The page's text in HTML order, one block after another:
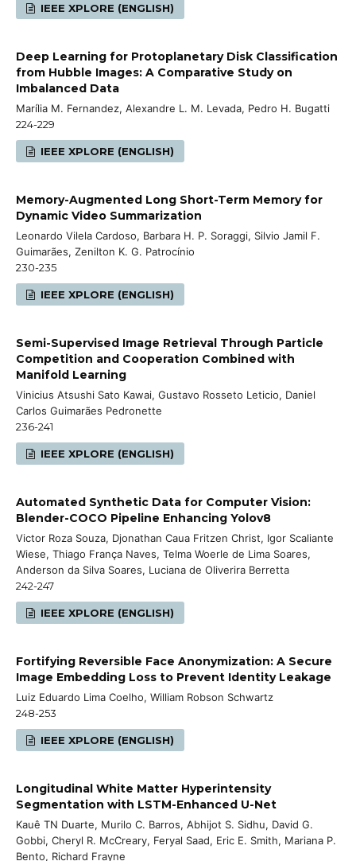
IEEE XPLORE (ENGLISH)
Deep Learning for Protoplanetary Disk Classification
from Hubble Images: A Comparative Study on
Imbalanced Data
Marília M. Fernandez, Alexandre L. M. Levada, Pedro H. Bugatti
224-229
IEEE XPLORE (ENGLISH)
Memory-Augmented Long Short-Term Memory for
Dynamic Video Summarization
Leonardo Vilela Cardoso, Barbara H. P. Soraggi, Silvio Jamil F.
Guimarães, Zenilton K. G. Patrocínio
230-235
IEEE XPLORE (ENGLISH)
Semi-Supervised Image Retrieval Through Particle
Competition and Cooperation Combined with
Manifold Learning
Vinicius Atsushi Sato Kawai, Gustavo Rosseto Leticio, Daniel
Carlos Guimarães Pedronette
236-241
IEEE XPLORE (ENGLISH)
Automated Synthetic Data for Computer Vision:
Blender-COCO Pipeline Enhancing Yolov8
Victor Roza Souza, Djonathan Caua Fritzen Christ, Igor Scaliante
Wiese, Thiago França Naves, Telma Woerle de Lima Soares,
Anderson da Silva Soares, Luciana de Oliverira Berretta
242-247
IEEE XPLORE (ENGLISH)
Fortifying Reversible Face Anonymization: A Secure
Image Embedding Loss to Prevent Identity Leakage
Luiz Eduardo Lima Coelho, William Robson Schwartz
248-253
IEEE XPLORE (ENGLISH)
Longitudinal White Matter Hyperintensity
Segmentation with LSTM-Enhanced U-Net
Kauê TN Duarte, Murilo C. Barros, Abhijot S. Sidhu, David G.
Gobbi, Cheryl R. McCreary, Feryal Saad, Eric E. Smith, Mariana P.
Bento, Richard Frayne